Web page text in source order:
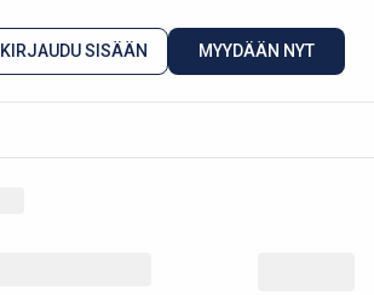
KIRJAUDU SISÄÄN MYYDÄÄN NYT